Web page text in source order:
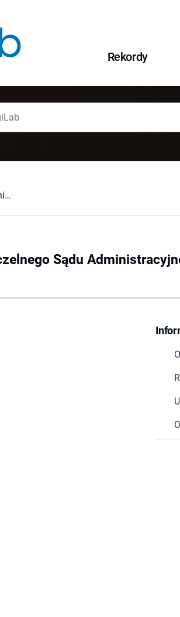
Rekordy
Glosa [do wyroku Naczelnego Sądu Administracyjnego z dnia 18 września 1992 r. II SA 1208/92
Sądu